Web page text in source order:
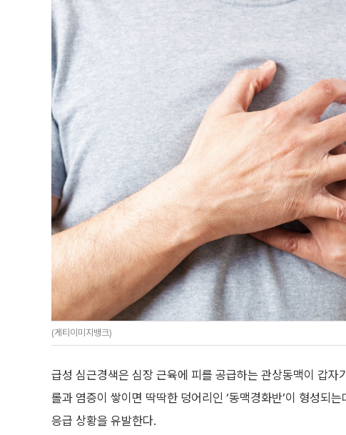
(게티이미지뱅크)
급성 심근경색은 심장 근육에 피를 공급하는 관상동맥이 갑자
롤과 염증이 쌓이면 딱딱한 덩어리인 ‘동맥경화반’이 형성되
응급 상황을 유발한다.